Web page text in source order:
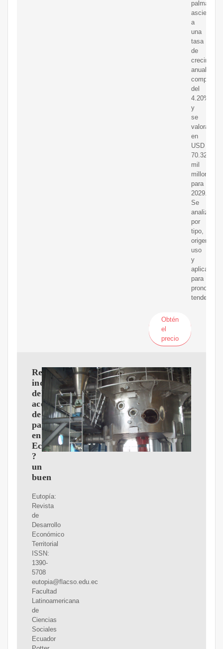
palma
asciende
a
una
tasa
de
anual
compuesta
del
4.20%
y
se
valorará
en
USD
70.32
mil
millones
para
2029.
Se
analiza
por
tipo,
origen,
uso
y
aplicación
para
pronosticar
Obtén
el
precio
Redalyc.La
industria
del
aceite
de
palma
en
Ecuador:
?
un
buen
Eutopía:
Revista
de
Desarrollo
Económico
Territorial
ISSN:
1390-
5708
eutopia@flacso.edu.ec
Facultad
Latinoamericana
de
Ciencias
Sociales
Ecuador